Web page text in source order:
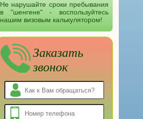
Не нарушайте сроки пребывания
в "шенгене" - воспользуйтесь
нашим визовым калькулятором!
Заказать
звонок